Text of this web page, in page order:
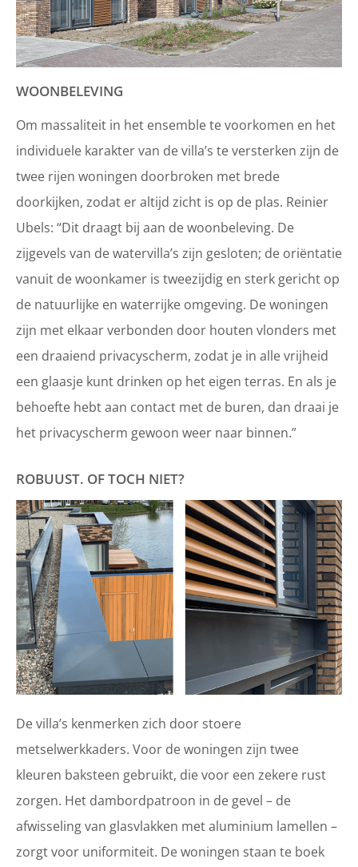
WOONBELEVING
Om massaliteit in het ensemble te voorkomen en het
individuele karakter van de villa’s te versterken zijn de
twee rijen woningen doorbroken met brede
doorkijken, zodat er altijd zicht is op de plas. Reinier
Ubels: “Dit draagt bij aan de woonbeleving. De
zijgevels van de watervilla’s zijn gesloten; de oriëntatie
vanuit de woonkamer is tweezijdig en sterk gericht op
de natuurlijke en waterrijke omgeving. De woningen
zijn met elkaar verbonden door houten vlonders met
een draaiend privacyscherm, zodat je in alle vrijheid
een glaasje kunt drinken op het eigen terras. En als je
behoefte hebt aan contact met de buren, dan draai je
het privacyscherm gewoon weer naar binnen.”
ROBUUST. OF TOCH NIET?
De villa’s kenmerken zich door stoere
metselwerkkaders. Voor de woningen zijn twee
kleuren baksteen gebruikt, die voor een zekere rust
zorgen. Het dambordpatroon in de gevel – de
afwisseling van glasvlakken met aluminium lamellen –
zorgt voor uniformiteit. De woningen staan te boek